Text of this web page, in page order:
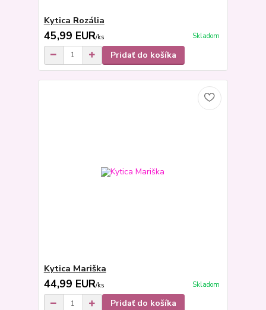
Kytica Rozália
45,99 EUR/ks Skladom
Pridať do košíka
Kytica Mariška
44,99 EUR/ks Skladom
Pridať do košíka